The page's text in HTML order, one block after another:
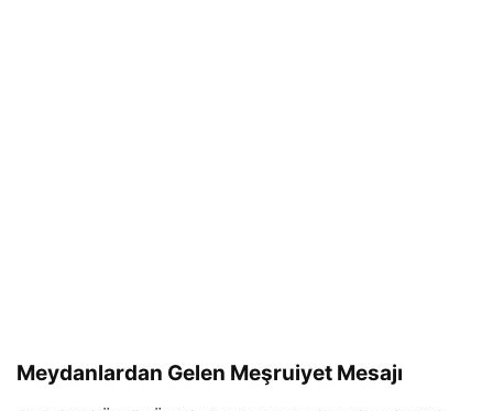
Meydanlardan Gelen Meşruiyet Mesajı